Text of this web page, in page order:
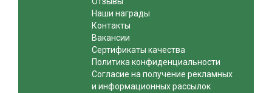
Наши награды
Контакты
Вакансии
Сертификаты качества
Политика конфиденциальности
Согласие на получение рекламных
и информационных рассылок